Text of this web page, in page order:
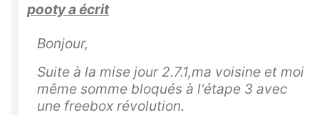
pooty a écrit
Bonjour,
Suite à la mise jour 2.7.1,ma voisine et moi
même somme bloqués à l'étape 3 avec
une freebox révolution.